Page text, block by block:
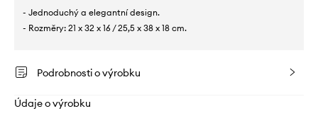
- Jednoduchý a elegantní design.
- Rozměry: 21 x 32 x 16 / 25,5 x 38 x 18 cm.
Podrobnosti o výrobku
Údaje o výrobku